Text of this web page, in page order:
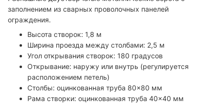
заполнением из сварных проволочных панелей
ограждения.
Высота створок: 1,8 м
Ширина проезда между столбами: 2,5 м
Угол открывания створок: 180 градусов
Открывание: наружу или внутрь (регулируется
расположением петель)
Столбы: оцинкованная труба 80×80 мм
Рама створки: оцинкованная труба 40×40 мм